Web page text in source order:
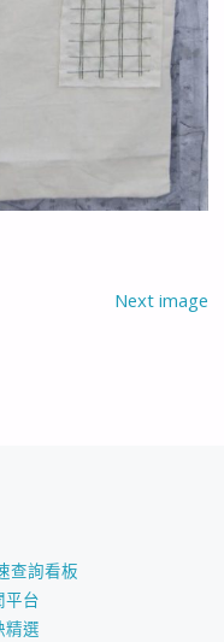
Next image
查詢看板
平台
精選